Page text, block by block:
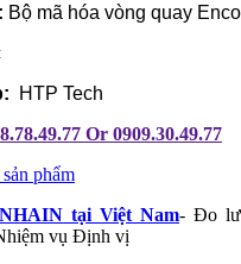
Bộ mã hóa vòng quay
HTP Tech
Or 0909.30.49.77
phẩm
tại Việt Nam- Đo
vụ Định vị